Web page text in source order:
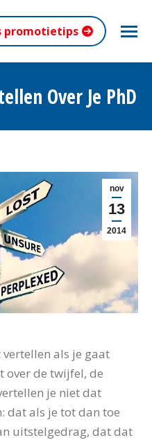
promotietips
Over Je PhD
nov
13
2014
als je gaat
over de twijfel, de
je niet dat
dat als je tot dan toe
uitstelgedrag, dat dat